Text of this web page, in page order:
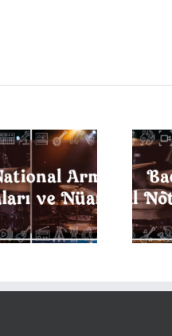
Back in Black Davul
Notaları ve Nüansları